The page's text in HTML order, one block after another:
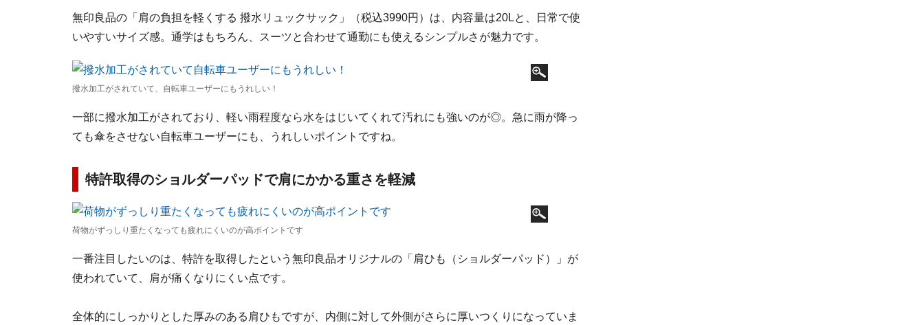
無印良品の「肩の負担を軽くする 撥水リュックサック」（税込3990円）は、内容量は20Lと、日常で使
いやすいサイズ感。通学はもちろん、スーツと合わせて通勤にも使えるシンプルさが魅力です。
撥水加工がされていて、自転車ユーザーにもうれしい！
一部に撥水加工がされており、軽い雨程度なら水をはじいてくれて汚れにも強いのが◎。急に雨が降っ
ても傘をさせない自転車ユーザーにも、うれしいポイントですね。
特許取得のショルダーパッドで肩にかかる重さを軽減
荷物がずっしり重たくなっても疲れにくいのが高ポイントです
一番注目したいのは、特許を取得したという無印良品オリジナルの「肩ひも（ショルダーパッド）」が
使われていて、肩が痛くなりにくい点です。
全体的にしっかりとした厚みのある肩ひもですが、内側に対して外側がさらに厚いつくりになっていま